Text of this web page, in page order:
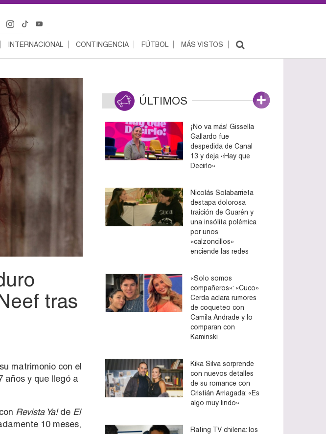
INTERNACIONAL CONTINGENCIA FÚTBOL MÁS VISTOS
tras
matrimonio con el
años y que llegó a
Revista Ya!de El
10 meses,
ÚLTIMOS
¡No va más! Gissella
Gallardo fue
despedida de Canal
13 y deja «Hay que
Decirlo»
Nicolás Solabarrieta
destapa dolorosa
traición de Guarén y
una insólita polémica
por unos
«calzoncillos»
enciende las redes
«Solo somos
compañeros»: «Cuco»
Cerda aclara rumores
de coqueteo con
Camila Andrade y lo
comparan con
Kaminski
Kika Silva sorprende
con nuevos detalles
de su romance con
Cristián Arriagada: «Es
algo muy lindo»
Rating TV chilena: los